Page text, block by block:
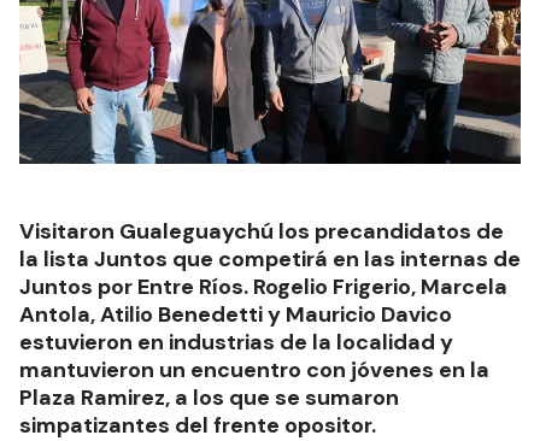
Visitaron Gualeguaychú los precandidatos de
la lista Juntos que competirá en las internas de
Juntos por Entre Ríos. Rogelio Frigerio, Marcela
Antola, Atilio Benedetti y Mauricio Davico
estuvieron en industrias de la localidad y
mantuvieron un encuentro con jóvenes en la
Plaza Ramirez, a los que se sumaron
simpatizantes del frente opositor.